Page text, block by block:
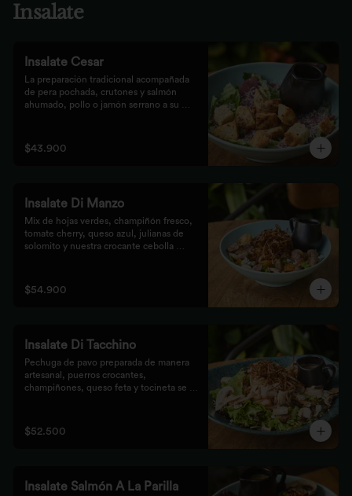
Insalate
Insalate Cesar
La preparación tradicional acompañada
de pera pochada, crutones y salmón
ahumado, pollo o jamón serrano a su
$43.900
Insalate Di Manzo
Mix de hojas verdes, champiñón fresco,
tomate cherry, queso azul, julianas de
solomito y nuestra crocante cebolla
$54.900
Insalate Di Tacchino
Pechuga de pavo preparada de manera
artesanal, puerros crocantes,
champiñones, queso feta y tocineta se
$52.500
Insalate Salmón A La Parilla